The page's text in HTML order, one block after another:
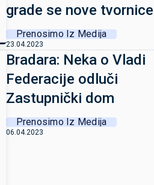
grade se nove tvornice
Prenosimo Iz Medija
23.04.2023
Bradara: Neka o Vladi
Federacije odluči
Zastupnički dom
Prenosimo Iz Medija
06.04.2023